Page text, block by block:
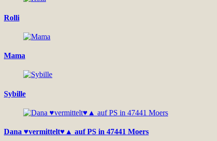
Rolli
Mama
Sybille
Dana ♥vermittelt♥▲ auf PS in 47441 Moers